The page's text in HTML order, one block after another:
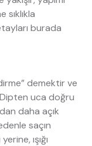
sıklıkla
burada
demektir ve
uca doğru
daha açık
saçın
ışığı